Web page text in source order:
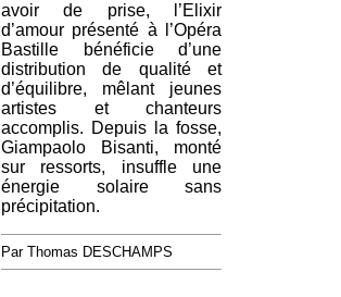
avoir de prise, l’Elixir
d’amour présenté à l’Opéra
Bastille bénéficie d’une
distribution de qualité et
d’équilibre, mêlant jeunes
artistes et chanteurs
accomplis. Depuis la fosse,
Giampaolo Bisanti, monté
sur ressorts, insuffle une
énergie solaire sans
précipitation.
Par Thomas DESCHAMPS